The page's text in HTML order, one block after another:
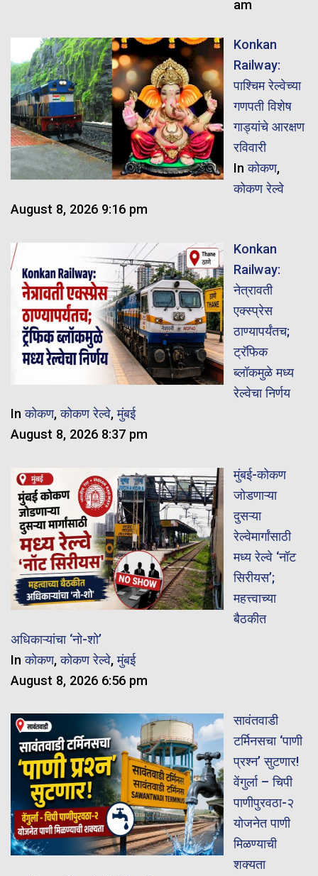
am
Konkan
Railway:
पाश्चिम रेल्वेच्या
गणपती विशेष
गाड्यांचे आरक्षण
रविवारी
Inकोकण,
कोकण रेल्वे
August 8, 2026 9:16 pm
Konkan
Railway:
नेत्रावती
एक्स्प्रेस
ठाण्यापर्यंतच;
ट्रॅफिक
ब्लॉकमुळे मध्य
रेल्वेचा निर्णय
Inकोकण,कोकण रेल्वे,मुंबई
August 8, 2026 8:37 pm
मुंबई-कोकण
जोडणाऱ्या
दुसऱ्या
रेल्वेमार्गांसाठी
मध्य रेल्वे ‘नॉट
सिरीयस’;
महत्त्वाच्या
बैठकीत
अधिकाऱ्यांचा ‘नो-शो’
Inकोकण,कोकण रेल्वे,मुंबई
August 8, 2026 6:56 pm
सावंतवाडी
टर्मिनसचा ‘पाणी
प्रश्न’ सुटणार!
वेंगुर्ला – चिपी
पाणीपुरवठा-२
योजनेत पाणी
मिळण्याची
शक्यता